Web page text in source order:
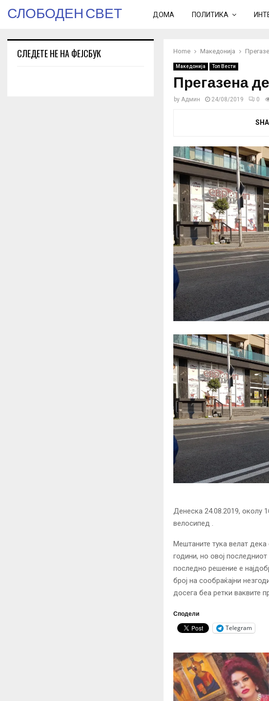
СЛОБОДЕН СВЕТ ДОМА ПОЛИТИКА
Home Македонија
Македонија Топ Вести
Прегазена
by Админ 24/08/2019 0
Денеска 24.08.2019, околу
велосипед .
Мештаните тука велат
години, но овој
последно решение е
број на сообраќајни
досега беа ретки ваквите
Сподели
Telegram
СЛЕДЕТЕ НЕ НА ФЕЈСБУК